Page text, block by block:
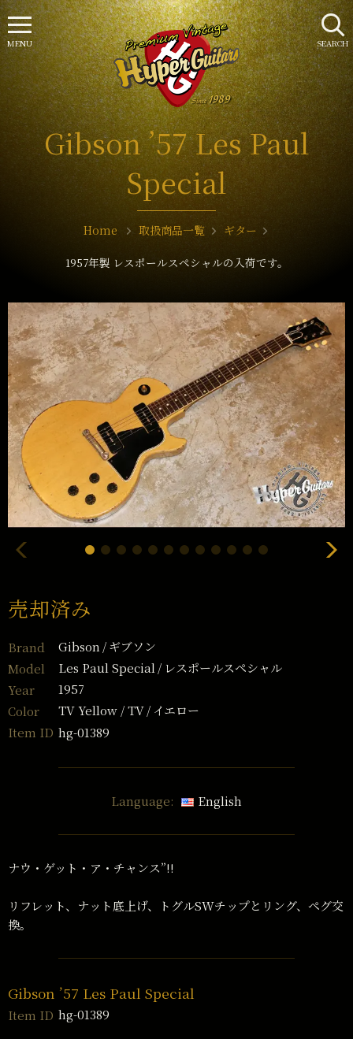
Gibson ’57 Les Paul
Special
Home 取扱商品一覧 ギター
1957年製 レスポールスペシャルの入荷です。
売却済み
Brand Gibson
ギブソン
Model
Les Paul Special
レスポールスペシャル
Year
1957
Color
TV Yellow / TV
イエロー
Item ID hg-01389
Language: English
ナウ・ゲット・ア・チャンス”!!
リフレット、ナット底上げ、トグルSWチップとリング、ペグ交
換。
Gibson ’57 Les Paul Special
Item ID hg-01389
SEARCH
MENU